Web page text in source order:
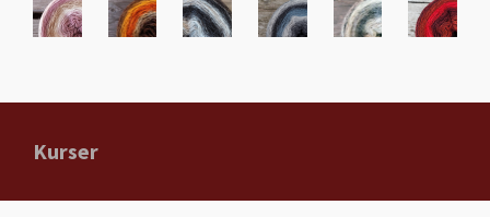
Kurser